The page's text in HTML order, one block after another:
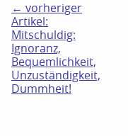
← vorheriger
Artikel:
Mitschuldig:
Ignoranz,
Bequemlichkeit,
Unzuständigkeit,
Dummheit!